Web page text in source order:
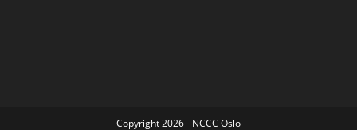
Copyright 2026 - NCCC Oslo